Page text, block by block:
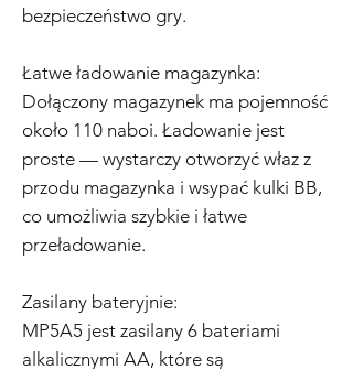
bezpieczeństwo gry.
Łatwe ładowanie magazynka:
Dołączony magazynek ma pojemność
około 110 naboi. Ładowanie jest
proste — wystarczy otworzyć właz z
przodu magazynka i wsypać kulki BB,
co umożliwia szybkie i łatwe
przeładowanie.
Zasilany bateryjnie:
MP5A5 jest zasilany 6 bateriami
alkalicznymi AA, które są